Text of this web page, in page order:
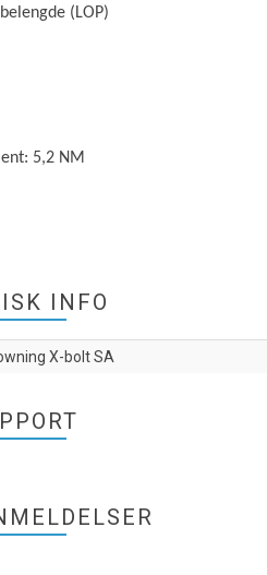
(LOP)
5,2 NM
INFO
X-bolt SA